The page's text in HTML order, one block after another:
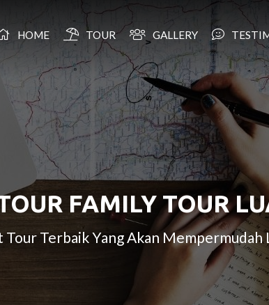
HOME TOUR GALLERY
FAMILY TOUR
Tour Terbaik Yang Akan